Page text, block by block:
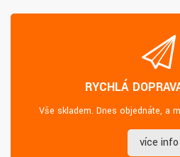
RYCHLÁ
Vše skladem. Dnes objednáte, a
více info